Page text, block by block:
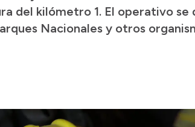
del kilómetro 1. El operativo
Nacionales y otros